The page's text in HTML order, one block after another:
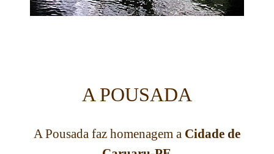
A POUSADA
A Pousada faz homenagem a Cidade de